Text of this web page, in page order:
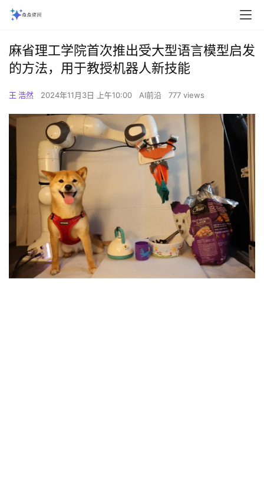
麻省理工学院首次推出受大型语言模型启发
的方法，用于教授机器人新技能
王 浩然 2024年11月3日 上午10:00 AI前沿 777 views